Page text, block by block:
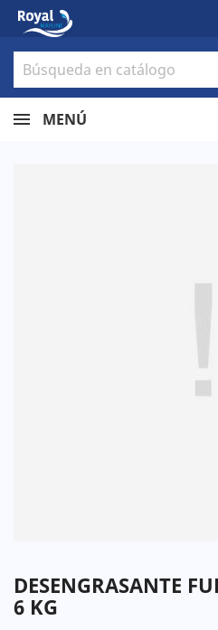
MENÚ
DESENGRASANTE
6 KG